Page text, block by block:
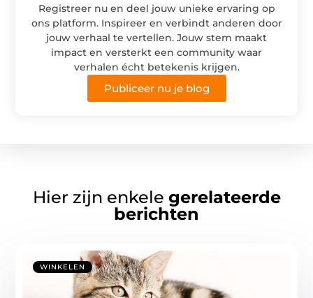
Registreer nu en deel jouw unieke ervaring op
ons platform. Inspireer en verbindt anderen door
jouw verhaal te vertellen. Jouw stem maakt
impact en versterkt een community waar
verhalen écht betekenis krijgen.
Publiceer nu je blog
Hier zijn enkele gerelateerde
berichten
WINKELEN